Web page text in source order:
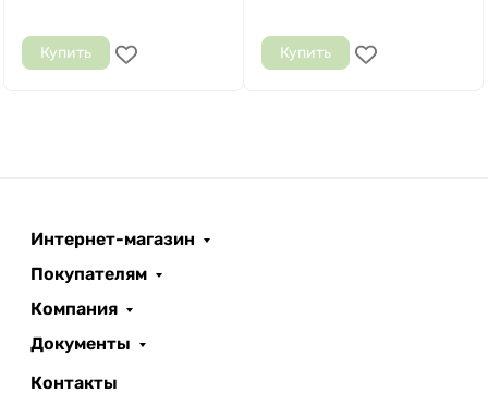
Купить Купить
Интернет-магазин
Покупателям
Компания
Документы
Контакты